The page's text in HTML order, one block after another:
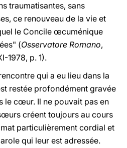
traumatisantes, sans
ce renouveau de la vie et
le Concile œcuménique
(Osservatore Romano,
1978, p. 1).
qui a eu lieu dans la
restée profondément gravée
le cœur. Il ne pouvait pas en
créent toujours au cours
particulièrement cordial et
qui leur est adressée.